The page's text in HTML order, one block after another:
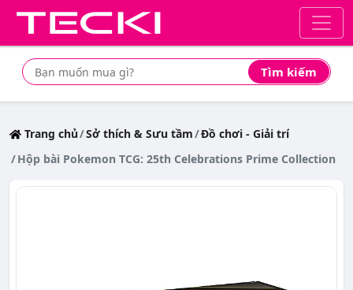
Tìm kiếm
Tìm mua sản phẩm giá rẻ nhất
Trang chủ Sở thích & Sưu tầm Đồ chơi - Giải trí
Hộp bài Pokemon TCG: 25th Celebrations Prime Collection